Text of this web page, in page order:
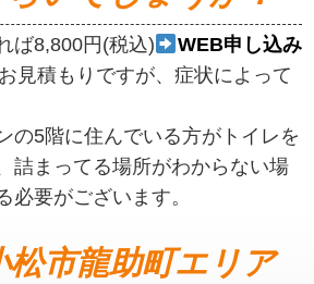
ば8,800円(税込)
WEB申し込み
見積もりですが、症状によって
の5階に住んでいる方がトイレを
詰まってる場所がわからない場
必要がございます。
松市龍助町エリア